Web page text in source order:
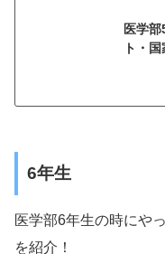
医学
ト・国
6年生
医学部6年生の時にや
を紹介！